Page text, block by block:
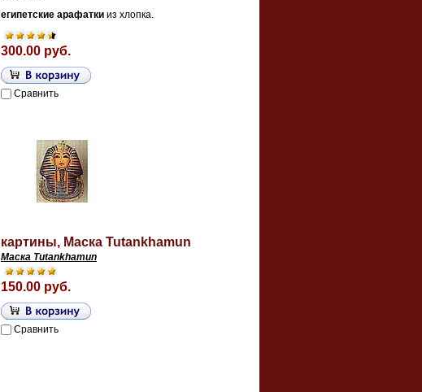
египетские арафатки из хлопка.
300.00 руб.
Сравнить
картины, Маска Tutankhamun
Маска Tutankhamun
150.00 руб.
Сравнить